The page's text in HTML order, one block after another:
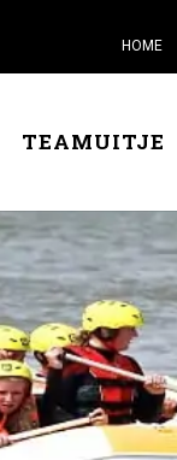
HOME
TEAMUITJE